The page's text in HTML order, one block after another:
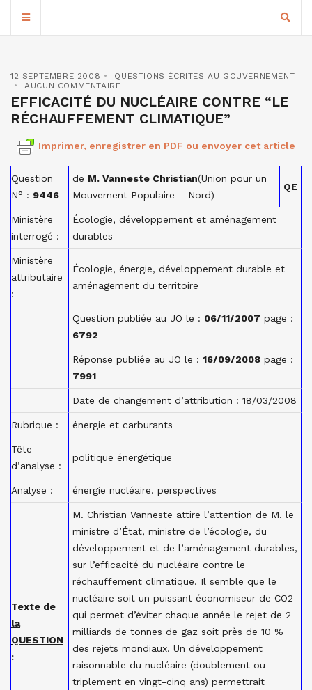
12 SEPTEMBRE 2008
QUESTIONS ÉCRITES AU GOUVERNEMENT
AUCUN COMMENTAIRE
EFFICACITÉ DU NUCLÉAIRE CONTRE “LE
RÉCHAUFFEMENT CLIMATIQUE”
Imprimer, enregistrer en PDF ou envoyer cet article
Question
N° : 9446
de M. Vanneste Christian(Union pour un
Mouvement Populaire – Nord)
QE
Ministère
interrogé :
Écologie, développement et aménagement
durables
Ministère
attributaire
:
Écologie, énergie, développement durable et
aménagement du territoire
Question publiée au JO le : 06/11/2007 page :
6792
Réponse publiée au JO le : 16/09/2008 page :
7991
Date de changement d’attribution : 18/03/2008
Rubrique : énergie et carburants
Tête
d’analyse :
politique énergétique
Analyse : énergie nucléaire. perspectives
Texte de
la
QUESTION
:
M. Christian Vanneste attire l’attention de M. le
ministre d’État, ministre de l’écologie, du
développement et de l’aménagement durables,
sur l’efficacité du nucléaire contre le
réchauffement climatique. Il semble que le
nucléaire soit un puissant économiseur de CO2
qui permet d’éviter chaque année le rejet de 2
milliards de tonnes de gaz soit près de 10 %
des rejets mondiaux. Un développement
raisonnable du nucléaire (doublement ou
triplement en vingt-cinq ans) permettrait